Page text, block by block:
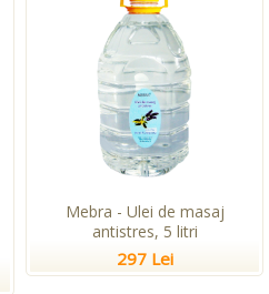
Mebra - Ulei de masaj
antistres, 5 litri
297 Lei